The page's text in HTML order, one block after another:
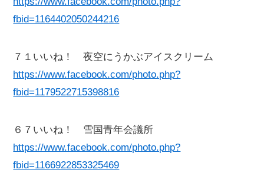
fbid=1164402050244216
７１いいね！ 夜空にうかぶアイスクリーム
https://www.facebook.com/photo.php?
fbid=1179522715398816
６７いいね！ 雪国青年会議所
https://www.facebook.com/photo.php?
fbid=1166922853325469